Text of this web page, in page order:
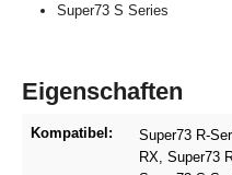
Super73 S Series
Eigenschaften
Kompatibel: Super73 R-
RX, Super73